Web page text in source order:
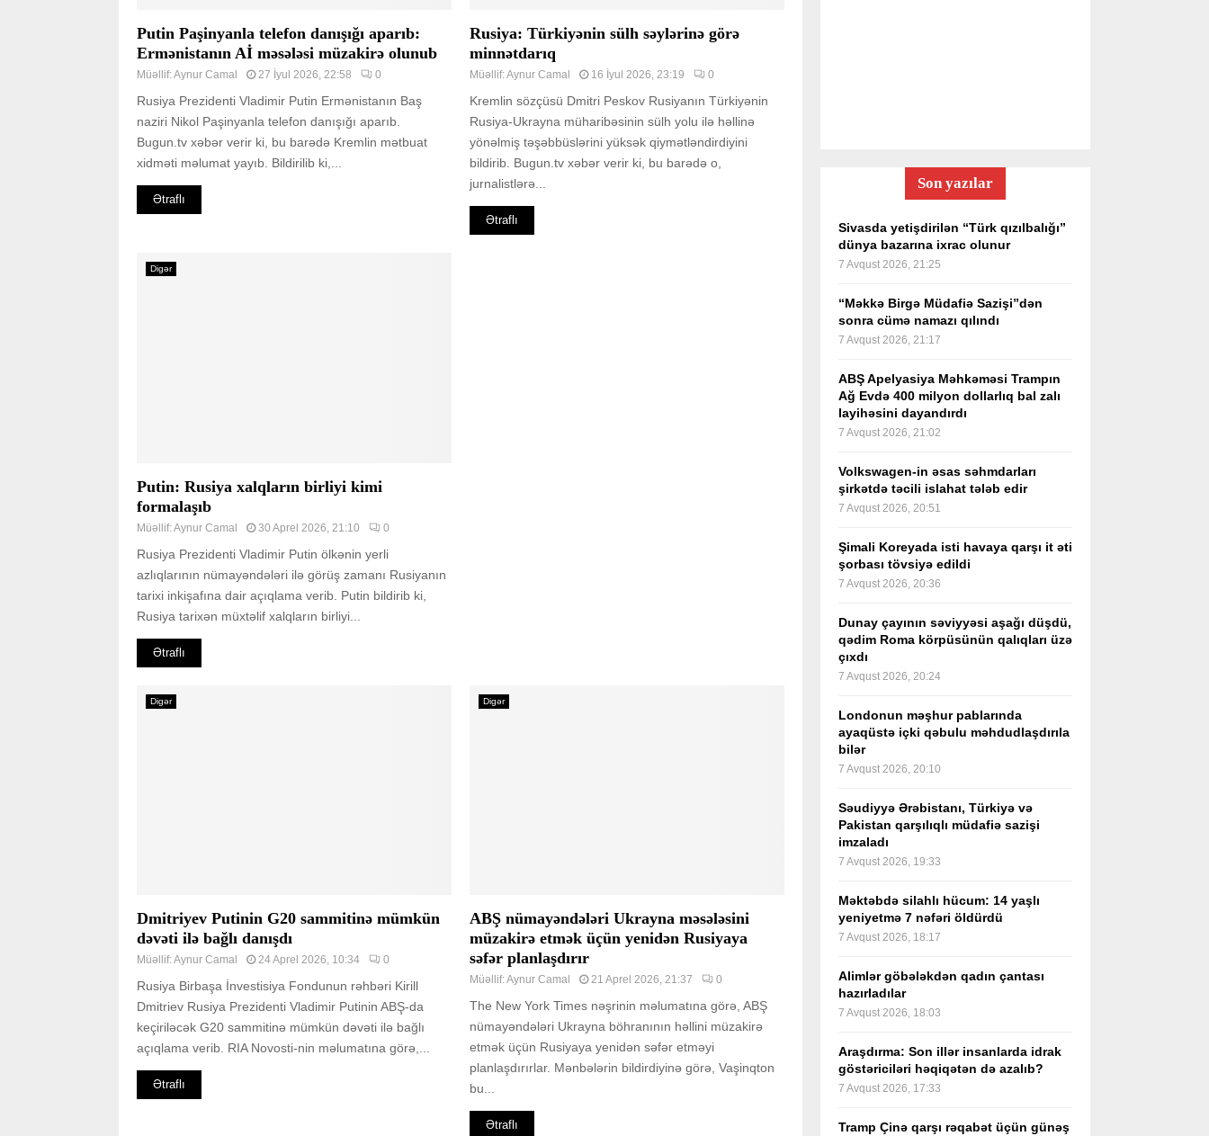
Putin Paşinyanla telefon danışığı aparıb:
Ermənistanın Aİ məsələsi müzakirə olunub
Müəllif:Aynur Camal 27 İyul 2026, 22:58 0
Rusiya Prezidenti Vladimir Putin Ermənistanın Baş
naziri Nikol Paşinyanla telefon danışığı aparıb.
Bugun.tv xəbər verir ki, bu barədə Kremlin mətbuat
xidməti məlumat yayıb. Bildirilib ki,...
Ətraflı
Rusiya: Türkiyənin sülh səylərinə görə
minnətdarıq
Müəllif:Aynur Camal 16 İyul 2026, 23:19 0
Kremlin sözçüsü Dmitri Peskov Rusiyanın Türkiyənin
Rusiya-Ukrayna müharibəsinin sülh yolu ilə həllinə
yönəlmiş təşəbbüslərini yüksək qiymətləndirdiyini
bildirib. Bugun.tv xəbər verir ki, bu barədə o,
jurnalistlərə...
Ətraflı
Digər
Putin: Rusiya xalqların birliyi kimi
formalaşıb
Müəllif:Aynur Camal 30 Aprel 2026, 21:10 0
Rusiya Prezidenti Vladimir Putin ölkənin yerli
azlıqlarının nümayəndələri ilə görüş zamanı Rusiyanın
tarixi inkişafına dair açıqlama verib. Putin bildirib ki,
Rusiya tarixən müxtəlif xalqların birliyi...
Ətraflı
Digər
Dmitriyev Putinin G20 sammitinə mümkün
dəvəti ilə bağlı danışdı
Müəllif:Aynur Camal 24 Aprel 2026, 10:34 0
Rusiya Birbaşa İnvestisiya Fondunun rəhbəri Kirill
Dmitriev Rusiya Prezidenti Vladimir Putinin ABŞ-da
keçiriləcək G20 sammitinə mümkün dəvəti ilə bağlı
açıqlama verib. RIA Novosti-nin məlumatına görə,...
Ətraflı
Digər
ABŞ nümayəndələri Ukrayna məsələsini
müzakirə etmək üçün yenidən Rusiyaya
səfər planlaşdırır
Müəllif:Aynur Camal 21 Aprel 2026, 21:37 0
The New York Times nəşrinin məlumatına görə, ABŞ
nümayəndələri Ukrayna böhranının həllini müzakirə
etmək üçün Rusiyaya yenidən səfər etməyi
planlaşdırırlar. Mənbələrin bildirdiyinə görə, Vaşinqton
bu...
Ətraflı
Son yazılar
Sivasda yetişdirilən “Türk qızılbalığı”
dünya bazarına ixrac olunur
7 Avqust 2026, 21:25
“Məkkə Birgə Müdafiə Sazişi”dən
sonra cümə namazı qılındı
7 Avqust 2026, 21:17
ABŞ Apelyasiya Məhkəməsi Trampın
Ağ Evdə 400 milyon dollarlıq bal zalı
layihəsini dayandırdı
7 Avqust 2026, 21:02
Volkswagen-in əsas səhmdarları
şirkətdə təcili islahat tələb edir
7 Avqust 2026, 20:51
Şimali Koreyada isti havaya qarşı it əti
şorbası tövsiyə edildi
7 Avqust 2026, 20:36
Dunay çayının səviyyəsi aşağı düşdü,
qədim Roma körpüsünün qalıqları üzə
çıxdı
7 Avqust 2026, 20:24
Londonun məşhur pablarında
ayaqüstə içki qəbulu məhdudlaşdırıla
bilər
7 Avqust 2026, 20:10
Səudiyyə Ərəbistanı, Türkiyə və
Pakistan qarşılıqlı müdafiə sazişi
imzaladı
7 Avqust 2026, 19:33
Məktəbdə silahlı hücum: 14 yaşlı
yeniyetmə 7 nəfəri öldürdü
7 Avqust 2026, 18:17
Alimlər göbələkdən qadın çantası
hazırladılar
7 Avqust 2026, 18:03
Araşdırma: Son illər insanlarda idrak
göstəriciləri həqiqətən də azalıb?
7 Avqust 2026, 17:33
Tramp Çinə qarşı rəqabət üçün günəş